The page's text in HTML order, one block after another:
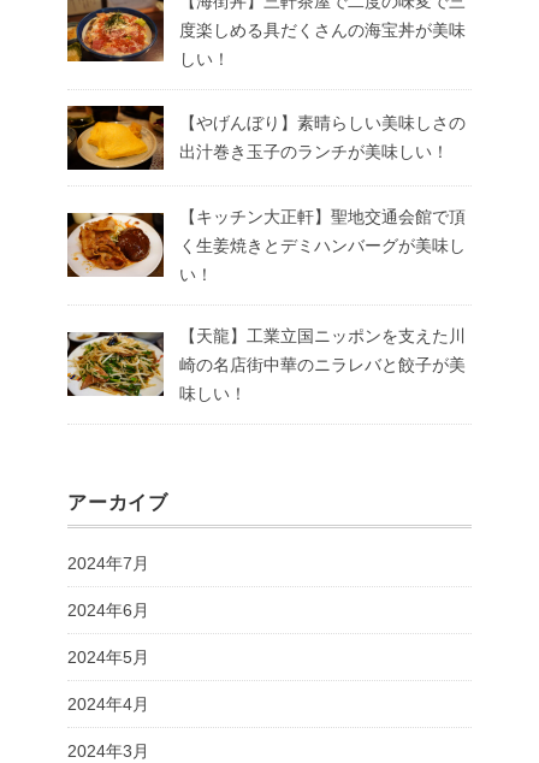
度楽しめる具だくさんの海宝丼が美味
しい！
【やげんぼり】素晴らしい美味しさの
出汁巻き玉子のランチが美味しい！
【キッチン大正軒】聖地交通会館で頂
く生姜焼きとデミハンバーグが美味し
い！
【天龍】工業立国ニッポンを支えた川
崎の名店街中華のニラレバと餃子が美
味しい！
アーカイブ
2024年7月
2024年6月
2024年5月
2024年4月
2024年3月